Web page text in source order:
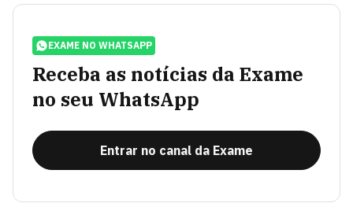
EXAME NO WHATSAPP
Receba as notícias da Exame
no seu WhatsApp
Entrar no canal da Exame